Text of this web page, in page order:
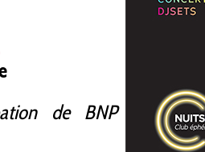
de BNP